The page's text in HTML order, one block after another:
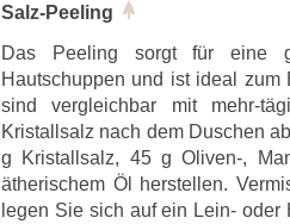
Salz-Peeling
Das Peeling sorgt für eine
Hautschuppen und ist ideal zum
sind vergleichbar mit mehr-
Kristallsalz nach dem Duschen
g Kristallsalz, 45 g Oliven-,
ätherischem Öl herstellen.
legen Sie sich auf ein Lein-